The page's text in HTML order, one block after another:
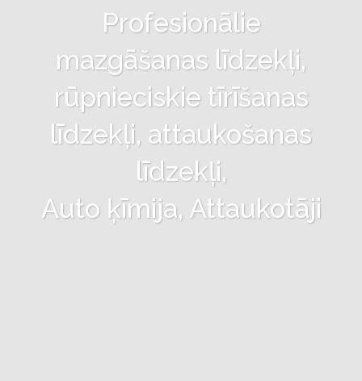
Profesionālie
mazgāšanas līdzekļi,
rūpnieciskie tīrīšanas
līdzekļi, attaukošanas
līdzekļi,
Auto ķīmija, Attaukotāji